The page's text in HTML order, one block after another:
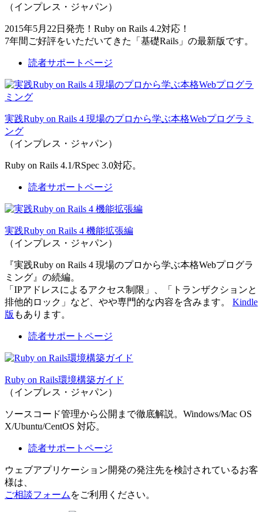
（インプレス・ジャパン）
2015年5月22日発売！Ruby on Rails 4.2対応！
7年間ご好評をいただいてきた「基礎Rails」の最新版です。
読者サポートページ
実践Ruby on Rails 4 現場のプロから学ぶ本格Webプログラミ
ング
（インプレス・ジャパン）
Ruby on Rails 4.1/RSpec 3.0対応。
読者サポートページ
実践Ruby on Rails 4 機能拡張編
（インプレス・ジャパン）
『実践Ruby on Rails 4 現場のプロから学ぶ本格Webプログラ
ミング』の続編。
「IPアドレスによるアクセス制限」、「トランザクションと
排他的ロック」など、やや専門的な内容を含みます。 Kindle
版 もあります。
読者サポートページ
Ruby on Rails環境構築ガイド
（インプレス・ジャパン）
ソースコード管理から公開まで徹底解説。Windows/Mac OS
X/Ubuntu/CentOS 対応。
読者サポートページ
ウェブアプリケーション開発の発注先を検討されているお客
様は、
ご相談フォーム をご利用ください。